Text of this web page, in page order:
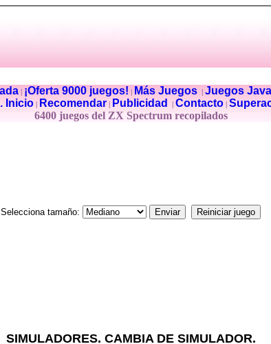
| ¡Oferta 9000 juegos! Más Juegos| Juegos
Inicio Recomendar Publicidad Contacto
6400 juegos del ZX Spectrum recopilados
Selecciona tamaño:
SIMULADORES. CAMBIA DE SIMULADOR.